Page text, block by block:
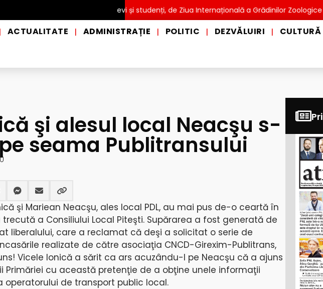
GRATUITĂ pentru copii, elevi și studenți, de Ziua Internațională a Grădinilor Zoologice
| ACTUALITATE | ADMINISTRAȚIE | POLITIC | DEZVĂLUIRI | CULTURĂ
şi alesul local Neacşu s-
seama Publitransului
şi Mariean Neacşu, ales local PDL, au mai pus de-o ceartă în
a Consiliului Local Piteşti. Supărarea a fost generată de
liberalului, care a reclamat că deşi a solicitat o serie de
realizate de către asociaţia CNCD-Girexim-Publitrans,
Vicele Ionică a sărit ca ars acuzându-l pe Neacşu că a ajuns
Primăriei cu această pretenţie de a obţine unele informaţii
de transport public local.